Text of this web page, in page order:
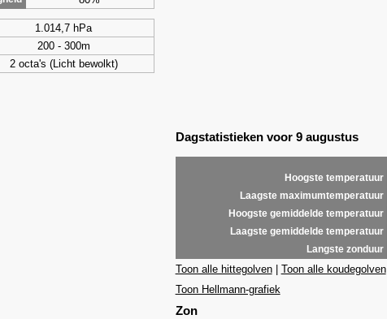
1.014,7 hPa
200 - 300m
2 octa's (Licht bewolkt)
Dagstatistieken voor 9 augustus
Hoogste temperatuur
Laagste maximumtemperatuur
Hoogste gemiddelde temperatuur
Laagste gemiddelde temperatuur
Langste zonduur
Toon alle hittegolven| Toon alle koudegolven
Toon Hellmann-grafiek
Zon